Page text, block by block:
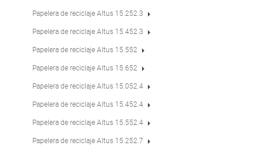
Papelera de reciclaje Altus 15.252.3
Papelera de reciclaje Altus 15.452.3
Papelera de reciclaje Altus 15.552
Papelera de reciclaje Altus 15.652
Papelera de reciclaje Altus 15.052.4
Papelera de reciclaje Altus 15.452.4
Papelera de reciclaje Altus 15.552.4
Papelera de reciclaje Altus 15.252.7